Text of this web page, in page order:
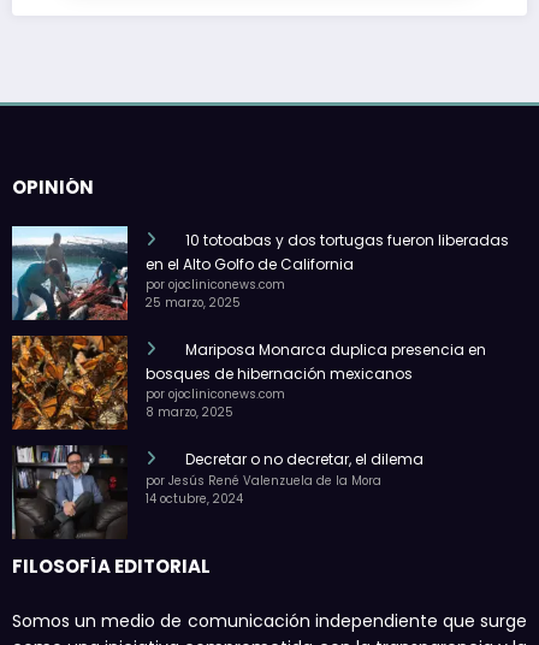
OPINIÓN
10 totoabas y dos tortugas fueron liberadas
en el Alto Golfo de California
por ojocliniconews.com
25 marzo, 2025
Mariposa Monarca duplica presencia en
bosques de hibernación mexicanos
por ojocliniconews.com
8 marzo, 2025
Decretar o no decretar, el dilema
por Jesús René Valenzuela de la Mora
14 octubre, 2024
FILOSOFÍA EDITORIAL
Somos un medio de comunicación independiente que surge